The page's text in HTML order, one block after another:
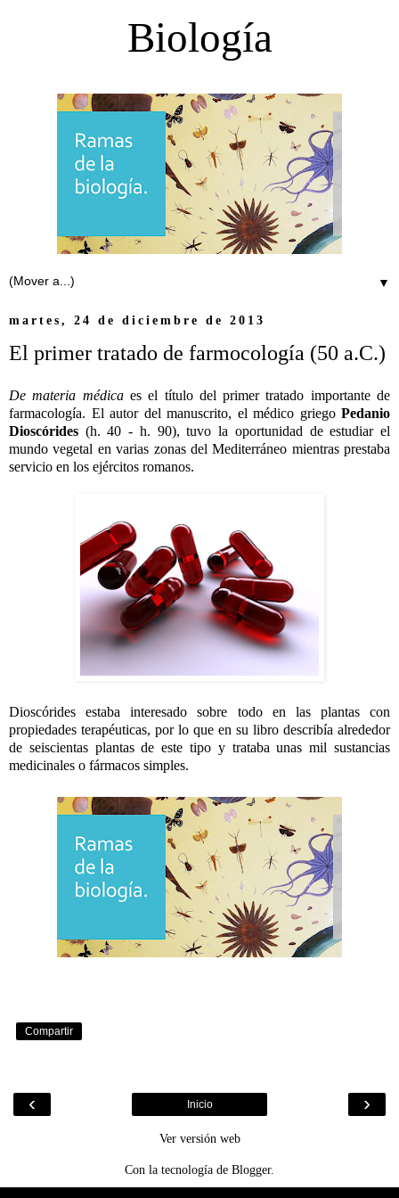
Biología
▼
martes, 24 de diciembre de 2013
El primer tratado de farmocología (50 a.C.)
De materia médicaes el título del primer tratado importante de
farmacología. El autor del manuscrito, el médico griego Pedanio
Dioscórides (h. 40 - h. 90), tuvo la oportunidad de estudiar el
mundo vegetal en varias zonas del Mediterráneo mientras prestaba
servicio en los ejércitos romanos.
Dioscórides estaba interesado sobre todo en las plantas con
propiedades terapéuticas, por lo que en su libro describía alrededor
de seiscientas plantas de este tipo y trataba unas mil sustancias
medicinales o fármacos simples.
Compartir
‹ ›
Inicio
Ver versión web
Con la tecnología de Blogger.